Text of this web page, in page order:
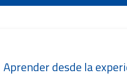
Aprender desde la